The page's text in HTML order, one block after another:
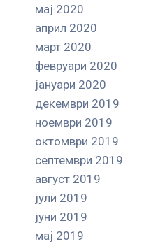
мај 2020
април 2020
март 2020
февруари 2020
јануари 2020
декември 2019
ноември 2019
октомври 2019
септември 2019
август 2019
јули 2019
јуни 2019
мај 2019